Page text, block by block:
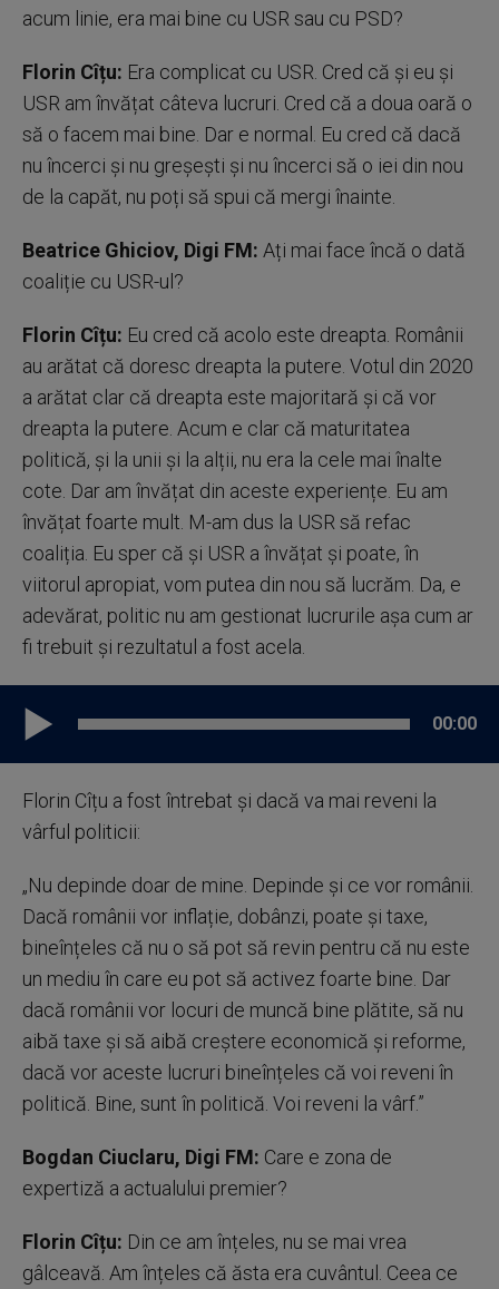
acum linie, era mai bine cu USR sau cu PSD?
Florin Cîțu: Era complicat cu USR. Cred că și eu și
USR am învățat câteva lucruri. Cred că a doua oară o
să o facem mai bine. Dar e normal. Eu cred că dacă
nu încerci și nu greșești și nu încerci să o iei din nou
de la capăt, nu poți să spui că mergi înainte.
Beatrice Ghiciov, Digi FM: Ați mai face încă o dată
coaliție cu USR-ul?
Florin Cîțu: Eu cred că acolo este dreapta. Românii
au arătat că doresc dreapta la putere. Votul din 2020
a arătat clar că dreapta este majoritară și că vor
dreapta la putere. Acum e clar că maturitatea
politică, și la unii și la alții, nu era la cele mai înalte
cote. Dar am învățat din aceste experiențe. Eu am
învățat foarte mult. M-am dus la USR să refac
coaliția. Eu sper că și USR a învățat și poate, în
viitorul apropiat, vom putea din nou să lucrăm. Da, e
adevărat, politic nu am gestionat lucrurile așa cum ar
fi trebuit și rezultatul a fost acela.
00:00
Florin Cîțu a fost întrebat și dacă va mai reveni la
vârful politicii:
„Nu depinde doar de mine. Depinde și ce vor românii.
Dacă românii vor inflație, dobânzi, poate și taxe,
bineînțeles că nu o să pot să revin pentru că nu este
un mediu în care eu pot să activez foarte bine. Dar
dacă românii vor locuri de muncă bine plătite, să nu
aibă taxe și să aibă creștere economică și reforme,
dacă vor aceste lucruri bineînțeles că voi reveni în
politică. Bine, sunt în politică. Voi reveni la vârf.”
Bogdan Ciuclaru, Digi FM: Care e zona de
expertiză a actualului premier?
Florin Cîțu: Din ce am înțeles, nu se mai vrea
gâlceavă. Am înțeles că ăsta era cuvântul. Ceea ce